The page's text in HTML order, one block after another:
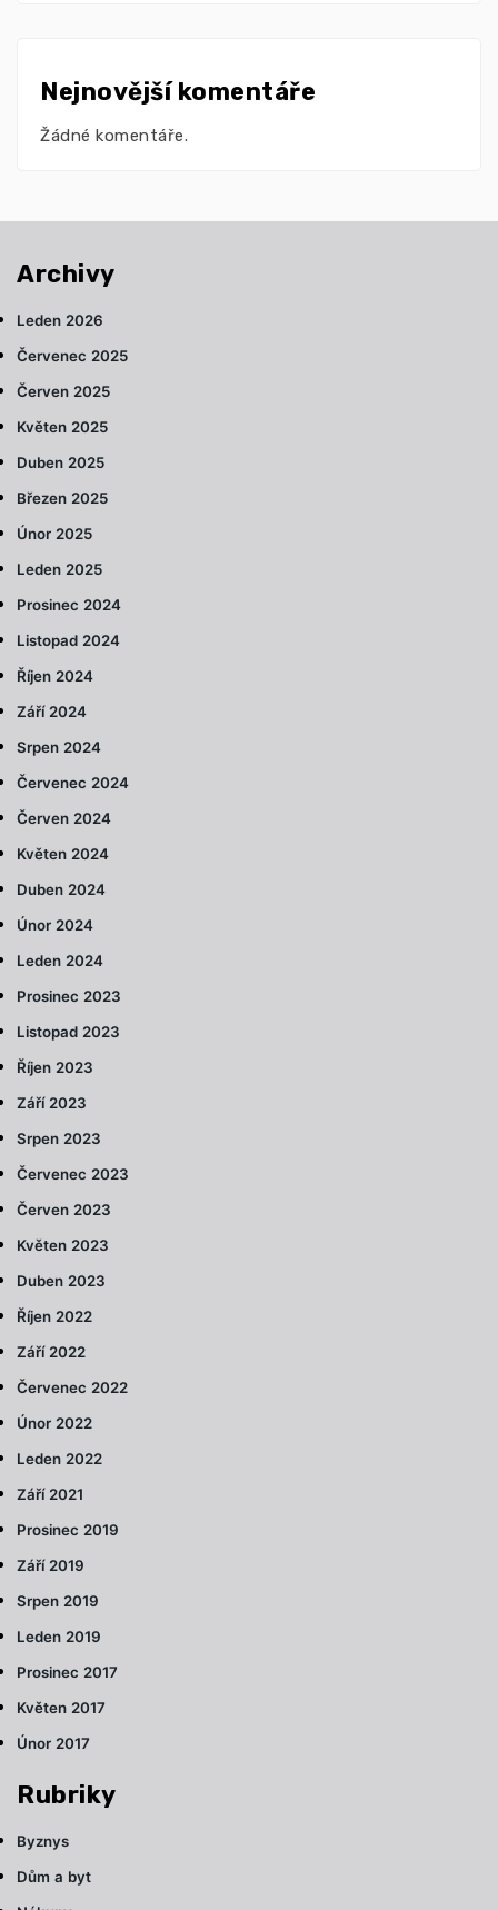
Nejnovější komentáře
Žádné komentáře.
Archivy
Leden 2026
Červenec 2025
Červen 2025
Květen 2025
Duben 2025
Březen 2025
Únor 2025
Leden 2025
Prosinec 2024
Listopad 2024
Říjen 2024
Září 2024
Srpen 2024
Červenec 2024
Červen 2024
Květen 2024
Duben 2024
Únor 2024
Leden 2024
Prosinec 2023
Listopad 2023
Říjen 2023
Září 2023
Srpen 2023
Červenec 2023
Červen 2023
Květen 2023
Duben 2023
Říjen 2022
Září 2022
Červenec 2022
Únor 2022
Leden 2022
Září 2021
Prosinec 2019
Září 2019
Srpen 2019
Leden 2019
Prosinec 2017
Květen 2017
Únor 2017
Rubriky
Byznys
Dům a byt